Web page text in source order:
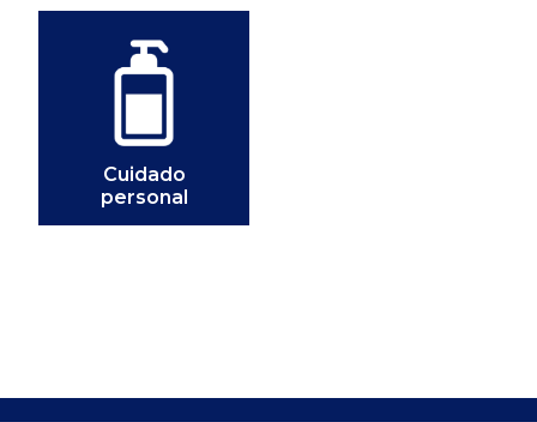
Cuidado
personal